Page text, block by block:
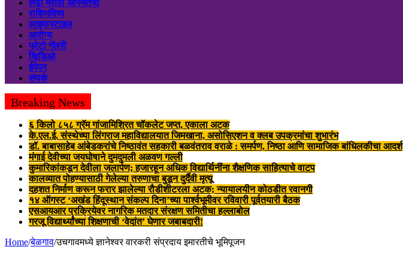
लढा मराठी अस्मितेचा
राशिभविष्य
लाइफस्टाइल
आरोग्य
फोटो गॅलरी
व्हिडिओ
ईपेपर
संपर्क
Breaking News
६ किलो ८५८ ग्रॅम गांजामिश्रित चॉकलेट जप्त, एकाला अटक
के.एल.ई. संस्थेच्या लिंगराज महाविद्यालयात जिमखाना, असोसिएशन व क्लब उपक्रमांचा शुभारंभ
डॉ. बाबासाहेब आंबेडकरांचे निष्ठावंत सहकारी बळवंतराव वराळे : समर्पण, निष्ठा आणि सामाजिक बांधिलकीचा आदर्श
मंगाई देवीच्या जयघोषाने दुमदुमली अळवण गल्ली
कुमारिकांकडून देवीला जलार्पण; हजारहून अधिक विद्यार्थिनींना शैक्षणिक साहित्याचे वाटप
कालव्यात पोहण्यासाठी गेलेल्या तरुणाचा बुडून दुर्दैवी मृत्यू
दहशत निर्माण करून फरार झालेल्या रौडीशीटरला अटक; न्यायालयीन कोठडीत रवानगी
१४ ऑगस्ट ‘अखंड हिंदूस्थान संकल्प दिना’च्या पार्श्वभूमीवर रविवारी पूर्वतयारी बैठक
एसआयआर प्रक्रियेवर नागरिक मतदार संरक्षण समितीचा हल्लाबोल
गरजू विद्यार्थ्यांच्या शिक्षणाची ‘वेदांत’ घेणार जबाबदारी!
Home/बेळगाव/उचगावमध्ये ज्ञानेश्वर वारकरी संप्रदाय इमारतीचे भूमिपूजन